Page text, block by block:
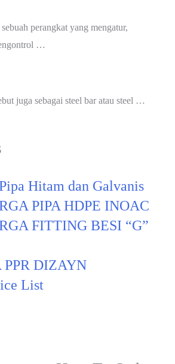
perangkat yang mengatur,
…
juga sebagai steel bar atau steel …
Hitam dan Galvanis
PIPA HDPE INOAC
FITTING BESI “G”
PPR DIZAYN
List